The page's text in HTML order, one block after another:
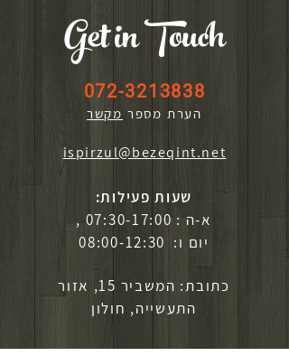
Get in Touch
072-3213838
הערת מספר מקשר
ispirzul@bezeqint.net
שעות פעילות:
א-ה : 07:30-17:00 ,
יום ו: 08:00-12:30
כתובת: המשביר 15, אזור
התעשייה, חולון